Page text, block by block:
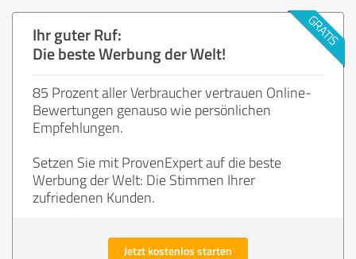
Ihr guter Ruf:
Die beste Werbung der Welt!
85 Prozent aller Verbraucher vertrauen Online-
Bewertungen genauso wie persönlichen
Empfehlungen.
Setzen Sie mit ProvenExpert auf die beste
Werbung der Welt: Die Stimmen Ihrer
zufriedenen Kunden.
Jetzt kostenlos starten